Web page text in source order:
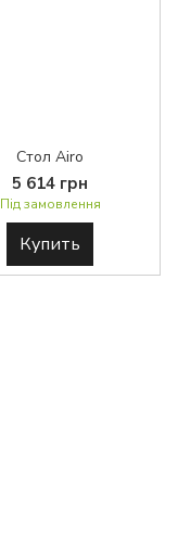
Стол Airo
5 614 грн
Під замовлення
Купить